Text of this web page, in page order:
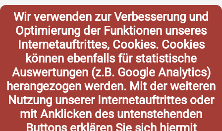
Wir verwenden zur Verbesserung und
Optimierung der Funktionen unseres
Internetauftrittes, Cookies. Cookies
können ebenfalls für statistische
Auswertungen (z.B. Google Analytics)
herangezogen werden. Mit der weiteren
Nutzung unserer Internetauftrittes oder
mit Anklicken des untenstehenden
Buttons erklären Sie sich hiermit